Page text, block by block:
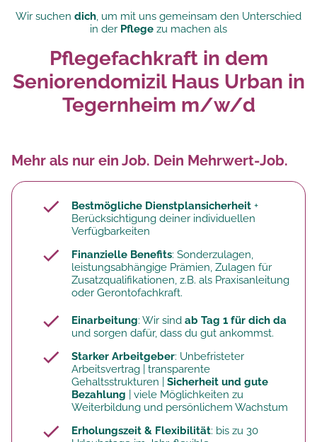
Wir suchen dich, um mit uns gemeinsam den Unterschied
in der Pflege zu machen als
Pflegefachkraft in dem
Seniorendomizil Haus Urban in
Tegernheim m/w/d
Mehr als nur ein Job. Dein Mehrwert-Job.
Bestmögliche Dienstplansicherheit +
Berücksichtigung deiner individuellen
Verfügbarkeiten
Finanzielle Benefits: Sonderzulagen,
leistungsabhängige Prämien, Zulagen für
Zusatzqualifikationen, z.B. als Praxisanleitung
oder Gerontofachkraft.
Einarbeitung: Wir sind ab Tag 1 für dich da
und sorgen dafür, dass du gut ankommst.
Starker Arbeitgeber: Unbefristeter
Arbeitsvertrag | transparente
Gehaltsstrukturen | Sicherheit und gute
Bezahlung | viele Möglichkeiten zu
Weiterbildung und persönlichem Wachstum
Erholungszeit & Flexibilität: bis zu 30